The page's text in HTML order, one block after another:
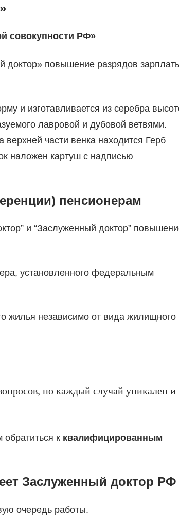
совокупности РФ»
доктор» повышение разрядов
и изготавливается из серебра
лавровой и дубовой ветвями.
части венка находится Герб
наложен картуш с надписью
пенсионерам
и “Заслуженный доктор”
установленного федеральным
жилья независимо от вида жилищного
но каждый случай уникален и
к квалифицированным
Заслуженный доктор РФ
очередь работы.